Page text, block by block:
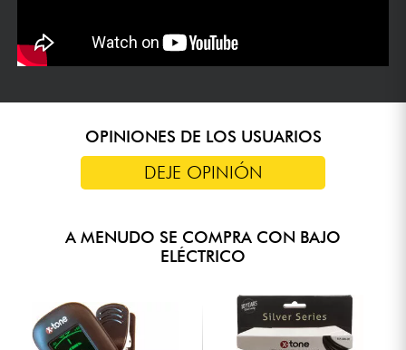
OPINIONES DE LOS USUARIOS
DEJE OPINIÓN
A MENUDO SE COMPRA CON BAJO
ELÉCTRICO